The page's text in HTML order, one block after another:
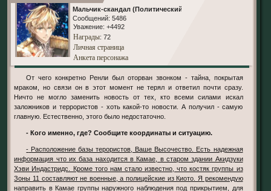
Мальчик-скандал (Политический)
Сообщений: 5486
Уважение: +4492
Награды: 72
Личная страница
Анкета персонажа
От чего конкретно Ренли был оторван звонком - тайна, покрытая
мраком, но связи он в этот момент не терял и ответил почти сразу.
Ничто не могло заменить новость от тех, кто всеми силами искал
заложников и террористов - хоть какой-то новости. А получил - самую
главную. Естественно, этого было недостаточно.
- Кого именно, где? Сообщите координаты и ситуацию.
- Расположение базы терористов, Ваше Высочество. Есть надежная
информация что их база находится в Камае, в старом здании Акидзуки
Хэви Индастридс. Кроме того нам стало известно, что костяк группы из
Зоны 11 составляют не военные, а полицейские из Киото. Я рекомендую
направить в Камае группы наружного наблюдения под прикрытием, для